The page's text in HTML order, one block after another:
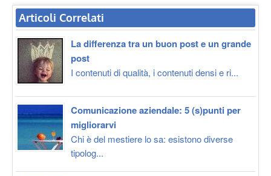
Articoli Correlati
La differenza tra un buon post e un grande
post
I contenuti di qualità, i contenuti densi e ri...
Comunicazione aziendale: 5 (s)punti per
migliorarvi
Chi è del mestiere lo sa: esistono diverse
tipolog...